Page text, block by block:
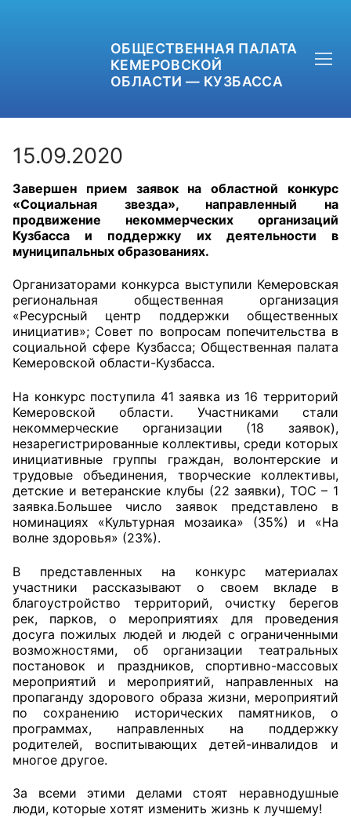
ОБЩЕСТВЕННАЯ ПАЛАТА
КЕМЕРОВСКОЙ
ОБЛАСТИ — КУЗБАССА
+7 (3842) 58-82-40
OPKO42@BK.RU
Общественные советы
Общественные советы при территориальных
органах федеральных органов
исполнительной власти
Общественные советы по проведению
независимой оценки качества условий
оказания услуг
О Палате
Структура Палаты
Комиссии
Экспертный совет ОП КО
Совет ОП КО
Общественный штаб
Члены ОП КО
15.09.2020
Завершен прием заявок на областной конкурс
«Социальная звезда», направленный на
продвижение некоммерческих организаций
Кузбасса и поддержку их деятельности в
муниципальных образованиях.
Организаторами конкурса выступили Кемеровская
региональная общественная организация
«Ресурсный центр поддержки общественных
инициатив»; Совет по вопросам попечительства в
социальной сфере Кузбасса; Общественная палата
Кемеровской области-Кузбасса.
На конкурс поступила 41 заявка из 16 территорий
Кемеровской области. Участниками стали
некоммерческие организации (18 заявок),
незарегистрированные коллективы, среди которых
инициативные группы граждан, волонтерские и
трудовые объединения, творческие коллективы,
детские и ветеранские клубы (22 заявки), ТОС – 1
заявка.Большее число заявок представлено в
номинациях «Культурная мозаика» (35%) и «На
волне здоровья» (23%).
В представленных на конкурс материалах
участники рассказывают о своем вкладе в
благоустройство территорий, очистку берегов
рек, парков, о мероприятиях для проведения
досуга пожилых людей и людей с ограниченными
возможностями, об организации театральных
постановок и праздников, спортивно-массовых
мероприятий и мероприятий, направленных на
пропаганду здорового образа жизни, мероприятий
по сохранению исторических памятников, о
программах, направленных на поддержку
родителей, воспитывающих детей-инвалидов и
многое другое.
За всеми этими делами стоят неравнодушные
люди, которые хотят изменить жизнь к лучшему!